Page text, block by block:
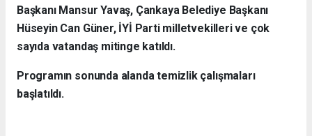
Başkanı Mansur Yavaş, Çankaya Belediye Başkanı
Hüseyin Can Güner, İYİ Parti milletvekilleri ve çok
sayıda vatandaş mitinge katıldı.
Programın sonunda alanda temizlik çalışmaları
başlatıldı.